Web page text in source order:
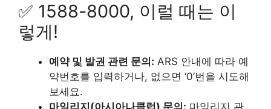
✅ 1588-8000, 이럴 때는 이
렇게!
예약 및 발권 관련 문의: ARS 안내에 따라 예
약번호를 입력하거나, 없으면 ‘0’번을 시도해
보세요.
마일리지(아시아나클럽) 문의: 마일리지 관